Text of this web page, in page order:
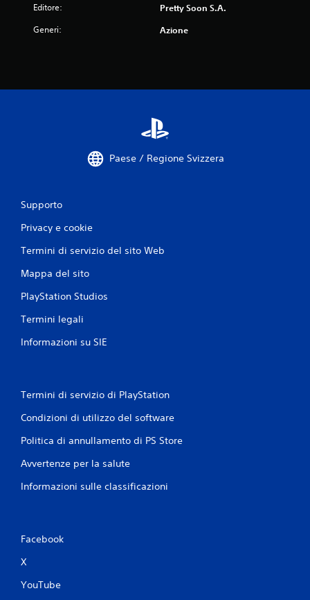
Editore: Pretty Soon S.A.
Generi: Azione
Paese / Regione Svizzera
Supporto
Privacy e cookie
Termini di servizio del sito Web
Mappa del sito
PlayStation Studios
Termini legali
Informazioni su SIE
Termini di servizio di PlayStation
Condizioni di utilizzo del software
Politica di annullamento di PS Store
Avvertenze per la salute
Informazioni sulle classificazioni
Facebook
X
YouTube